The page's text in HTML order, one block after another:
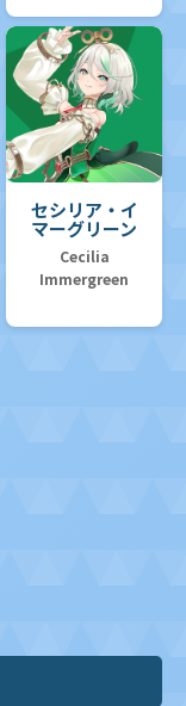
セシリア・イ
マーグリーン
Cecilia
Immergreen